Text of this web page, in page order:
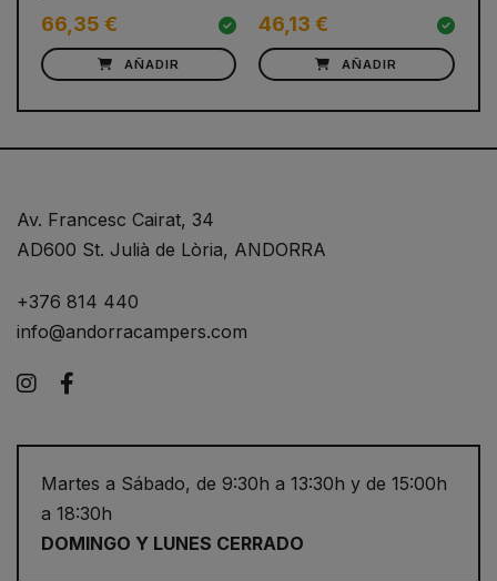
66,35 €
AÑADIR
46,13 €
AÑADIR
Av. Francesc Cairat, 34
AD600 St. Julià de Lòria, ANDORRA
+376 814 440
info@andorracampers.com
Instagram
Martes a Sábado, de 9:30h a 13:30h y de 15:00h
a 18:30h
DOMINGO Y LUNES CERRADO